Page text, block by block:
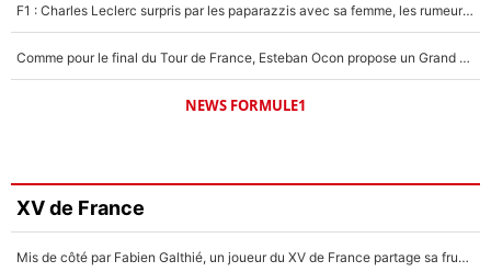
F1 : Charles Leclerc surpris par les paparazzis avec sa femme, les rumeurs étaient vraies !
Comme pour le final du Tour de France, Esteban Ocon propose un Grand Prix de Formule 1 à Paris : «Autour de l’Arc de Triomphe, ce serait génial» !
NEWS FORMULE1
XV de France
Mis de côté par Fabien Galthié, un joueur du XV de France partage sa frustration : «ils ne me l’ont pas dit tout de suite»